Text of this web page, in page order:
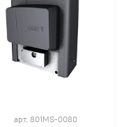
арт. 801MS-0080